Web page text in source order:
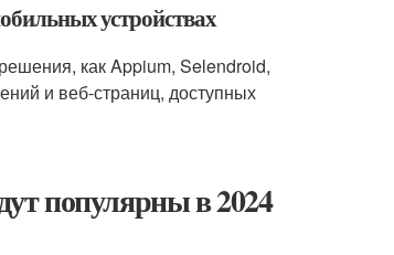
устройствах
как Appium, Selendroid,
и веб-страниц, доступных
популярны в 2024